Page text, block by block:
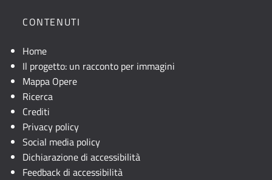
CONTENUTI
Home
Il progetto: un racconto per immagini
Mappa Opere
Ricerca
Crediti
Privacy policy
Social media policy
Dichiarazione di accessibilità
Feedback di accessibilità